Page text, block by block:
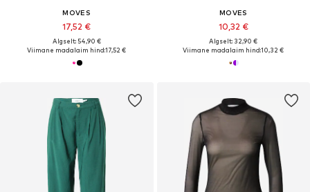
MOVES
17,52 €
Algselt: 54,90 €
Viimane madalaim hind:17,52 €
MOVES
10,32 €
Algselt: 32,90 €
Viimane madalaim hind:10,32 €